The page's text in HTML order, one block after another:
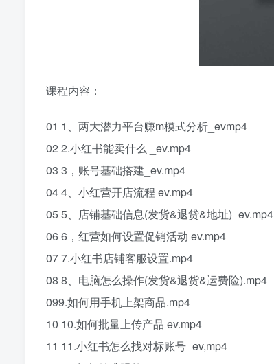
课程内容：
01 1、两大潜力平台赚m模式分析_evmp4
02 2.小红书能卖什么 _ev.mp4
03 3，账号基础搭建_ev.mp4
04 4、小红营开店流程 ev.mp4
05 5、店铺基础信息(发货&退贷&地址)_ev.mp4
06 6，红营如何设置促销活动 ev.mp4
07 7.小红书店铺客服设置.mp4
08 8、电脑怎么操作(发货&退货&运费险).mp4
099.如何用手机上架商品.mp4
10 10.如何批量上传产品 ev.mp4
11 11.小红书怎么找对标账号_ev,mp4